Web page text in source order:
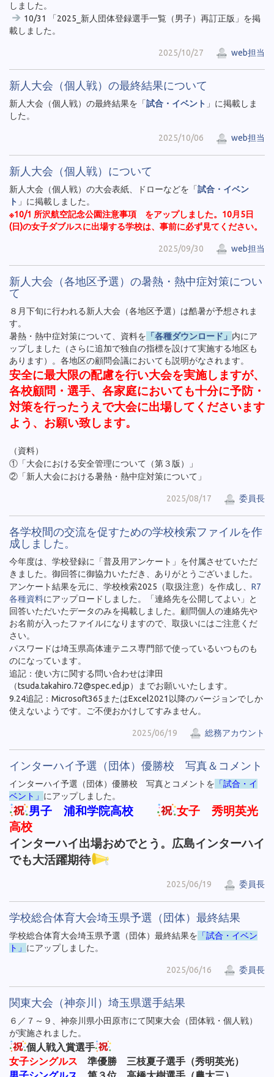
しました。
10/31 「2025_新人団体登録選手一覧（男子）再訂正版」を掲
載しました。
2025/10/27 web担当
新人大会（個人戦）の最終結果について
新人大会（個人戦）の最終結果を「試合・イベント 」に掲載しま
した。
2025/10/06 web担当
新人大会（個人戦）について
新人大会（個人戦）の大会表紙、ドローなどを「試合・イベン
ト 」に掲載しました。
※10/1 所沢航空記念公園注意事項 をアップしました。10月5日
(日)の女子ダブルスに出場する学校は、事前に必ず見てください。
2025/09/30 web担当
新人大会（各地区予選）の暑熱・熱中症対策につい
て
８月下旬に行われる新人大会（各地区予選）は酷暑が予想されま
す。
暑熱・熱中症対策について、資料を 「各種ダウンロード」 内にア
ップしました（さらに追加で独自の指標を設けて実施する地区も
あります）。各地区の顧問会議においても説明がなされます。
安全に最大限の配慮を行い大会を実施しますが、
各校顧問・選手、各家庭においても十分に予防・
対策を行ったうえで大会に出場してくださいます
よう、お願い致します。
（資料）
①「大会における安全管理について（第３版）」
②「新人大会における暑熱・熱中症対策について」
2025/08/17 委員長
各学校間の交流を促すための学校検索ファイルを作
成しました。
今年度は、学校登録に「普及用アンケート」を付属させていただ
きました。御回答に御協力いただき、ありがとうございました。
アンケート結果を元に、学校検索2025（取扱注意）を作成し、 R7
各種資料にアップロードしました。「連絡先を公開してよい」と
回答いただいたデータのみを掲載しました。顧問個人の連絡先や
お名前が入ったファイルになりますので、取扱いにはご注意くだ
さい。
パスワードは埼玉県高体連テニス専門部で使っているいつものも
のになっています。
追記：使い方に関する問い合わせは津田
（tsuda.takahiro.72@spec.ed.jp）までお願いいたします。
9.24追記：Microsoft365またはExcel2021以降のバージョンでしか
使えないようです。ご不便おかけしてすみません。
2025/06/19 総務アカウント
インターハイ予選（団体）優勝校 写真＆コメント
インターハイ予選（団体）優勝校 写真とコメントを 「試合・イ
ベント」 にアップしました。
男子 浦和学院高校
女子 秀明英光
高校
インターハイ出場おめでとう。広島インターハイ
でも大活躍期待
2025/06/19 委員長
学校総合体育大会埼玉県予選（団体）最終結果
学校総合体育大会埼玉県予選（団体）最終結果を 「試合・イベン
ト」 にアップしました。
2025/06/16 委員長
関東大会（神奈川）埼玉県選手結果
６／７～９、神奈川県小田原市にて関東大会（団体戦・個人戦）
が実施されました。
個人戦入賞選手
女子シングルス 準優勝 三枝夏子選手（秀明英光）